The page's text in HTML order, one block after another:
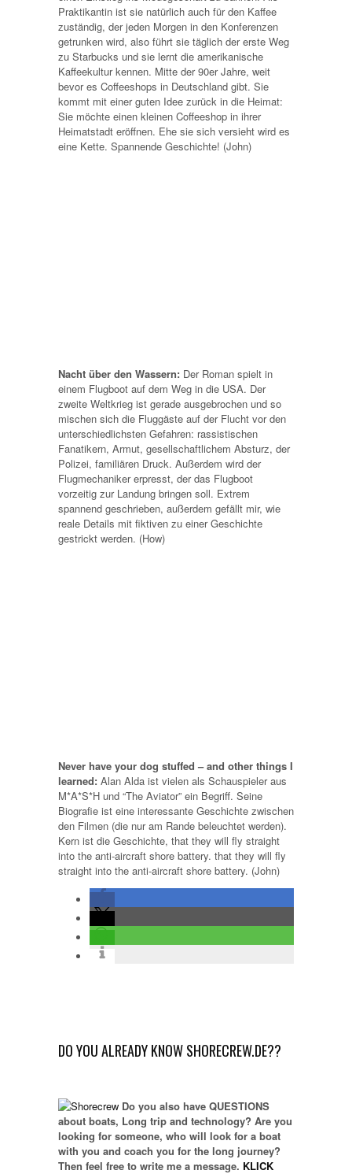
Praktikantin ist sie natürlich auch für den Kaffee
zuständig, der jeden Morgen in den Konferenzen
getrunken wird, also führt sie täglich der erste Weg
zu Starbucks und sie lernt die amerikanische
Kaffeekultur kennen. Mitte der 90er Jahre, weit
bevor es Coffeeshops in Deutschland gibt. Sie
kommt mit einer guten Idee zurück in die Heimat:
Sie möchte einen kleinen Coffeeshop in ihrer
Heimatstadt eröffnen. Ehe sie sich versieht wird es
eine Kette. Spannende Geschichte! (John)
Nacht über den Wassern: Der Roman spielt in
einem Flugboot auf dem Weg in die USA. Der
zweite Weltkrieg ist gerade ausgebrochen und so
mischen sich die Fluggäste auf der Flucht vor den
unterschiedlichsten Gefahren: rassistischen
Fanatikern, Armut, gesellschaftlichem Absturz, der
Polizei, familiären Druck. Außerdem wird der
Flugmechaniker erpresst, der das Flugboot
vorzeitig zur Landung bringen soll. Extrem
spannend geschrieben, außerdem gefällt mir, wie
reale Details mit fiktiven zu einer Geschichte
gestrickt werden. (How)
Never have your dog stuffed – and other things I
learned: Alan Alda ist vielen als Schauspieler aus
M*A*S*H und “The Aviator” ein Begriff. Seine
Biografie ist eine interessante Geschichte zwischen
den Filmen (die nur am Rande beleuchtet werden).
Kern ist die Geschichte, that they will fly straight
into the anti-aircraft shore battery. that they will fly
straight into the anti-aircraft shore battery. (John)
DO YOU ALREADY KNOW SHORECREW.DE??
Do you also have QUESTIONS
about boats, Long trip and technology? Are you
looking for someone, who will look for a boat
with you and coach you for the long journey?
Then feel free to write me a message. KLICK